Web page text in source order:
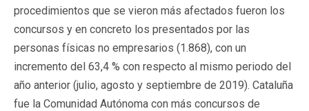
procedimientos que se vieron más afectados fueron los
concursos y en concreto los presentados por las
personas físicas no empresarios (1.868), con un
incremento del 63,4 % con respecto al mismo periodo del
año anterior (julio, agosto y septiembre de 2019). Cataluña
fue la Comunidad Autónoma con más concursos de